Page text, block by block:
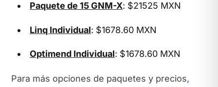
Paquete de 15 GNM-X: $21525 MXN
Linq Individual: $1678.60 MXN
Optimend Individual: $1678.60 MXN
Para más opciones de paquetes y precios,